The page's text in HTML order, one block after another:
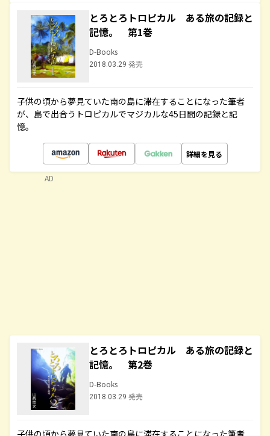
とろとろトロピカル ある旅の記録と
記憶。 第1巻
D-Books
2018.03.29 発売
子供の頃から夢見ていた南の島に滞在することになった筆者
が、島で出合うトロピカルでマジカルな45日間の記録と記
憶。
詳細を見る
とろとろトロピカル ある旅の記録と
記憶。 第2巻
D-Books
2018.03.29 発売
子供の頃から夢見ていた南の島に滞在することになった筆者
AD